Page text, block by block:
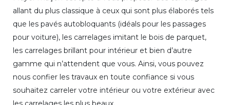
allant du plus classique à ceux qui sont plus élaborés tels
que les pavés autobloquants (idéals pour les passages
pour voiture), les carrelages imitant le bois de parquet,
les carrelages brillant pour intérieur et bien d’autre
gamme qui n’attendent que vous. Ainsi, vous pouvez
nous confier les travaux en toute confiance si vous
souhaitez carreler votre intérieur ou votre extérieur avec